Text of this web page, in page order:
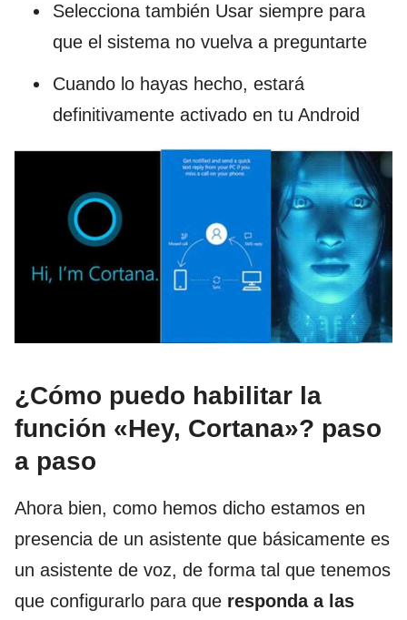
Selecciona también Usar siempre para
que el sistema no vuelva a preguntarte
Cuando lo hayas hecho, estará
definitivamente activado en tu Android
¿Cómo puedo habilitar la
función «Hey, Cortana»? paso
a paso
Ahora bien, como hemos dicho estamos en
presencia de un asistente que básicamente es
un asistente de voz, de forma tal que tenemos
que configurarlo para que responda a las